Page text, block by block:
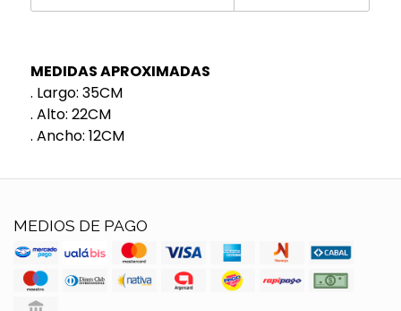
MEDIDAS APROXIMADAS
. Largo: 35CM
. Alto: 22CM
. Ancho: 12CM
MEDIOS DE PAGO